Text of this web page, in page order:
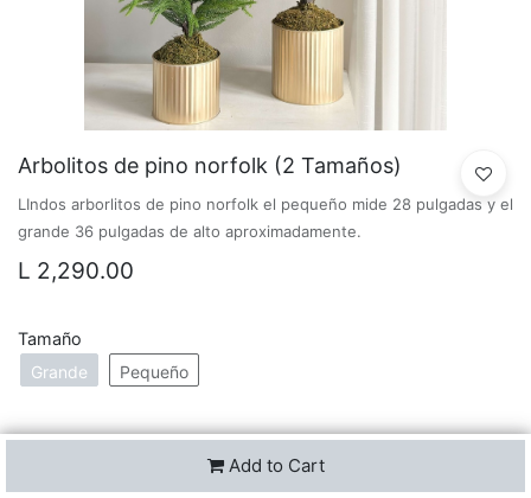
Arbolitos de pino norfolk (2 Tamaños)
LIndos arborlitos de pino norfolk el pequeño mide 28 pulgadas y el
grande 36 pulgadas de alto aproximadamente.
L 2,290.00
Tamaño
Grande
Pequeño
Add to Cart